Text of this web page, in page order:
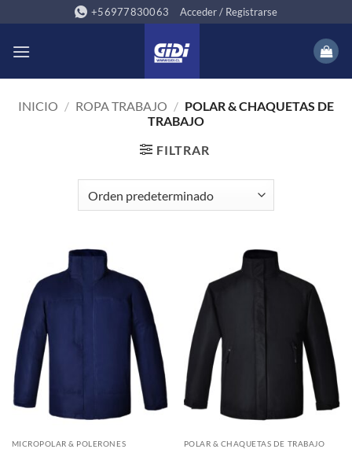
al
contenido
+56977830063 Acceder / Registrarse
INICIO / ROPA TRABAJO / POLAR & CHAQUETAS DE
TRABAJO
FILTRAR
MICROPOLAR & POLERONES POLAR & CHAQUETAS DE TRABAJO